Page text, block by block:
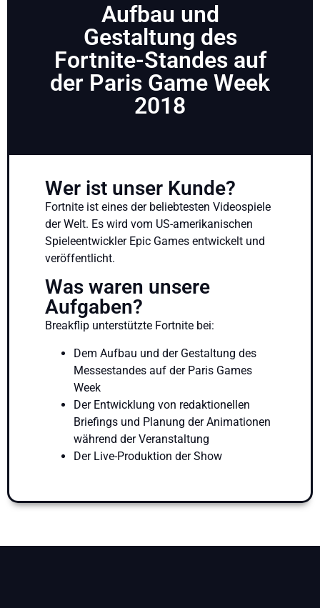
Aufbau und
Gestaltung des
Fortnite-Standes auf
der Paris Game Week
2018
Wer ist unser Kunde?
Fortnite ist eines der beliebtesten Videospiele
der Welt. Es wird vom US-amerikanischen
Spieleentwickler Epic Games entwickelt und
veröffentlicht.
Was waren unsere
Aufgaben?
Breakflip unterstützte Fortnite bei:
Dem Aufbau und der Gestaltung des
Messestandes auf der Paris Games
Week
Der Entwicklung von redaktionellen
Briefings und Planung der Animationen
während der Veranstaltung
Der Live-Produktion der Show